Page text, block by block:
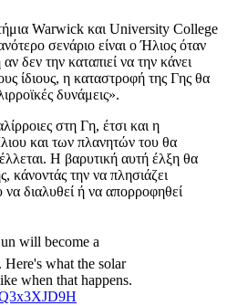
Warwick και University College
σενάριο είναι ο Ήλιος όταν
δεν την καταπιεί να την κάνει
ίδιους, η καταστροφή της Γης θα
δυνάμεις».
στη Γη, έτσι και η
και των πλανητών του θα
Η βαρυτική αυτή έλξη θα
κάνοντάς την να πλησιάζει
διαλυθεί ή να απορροφηθεί
will become a
Here's what the solar
when that happens.